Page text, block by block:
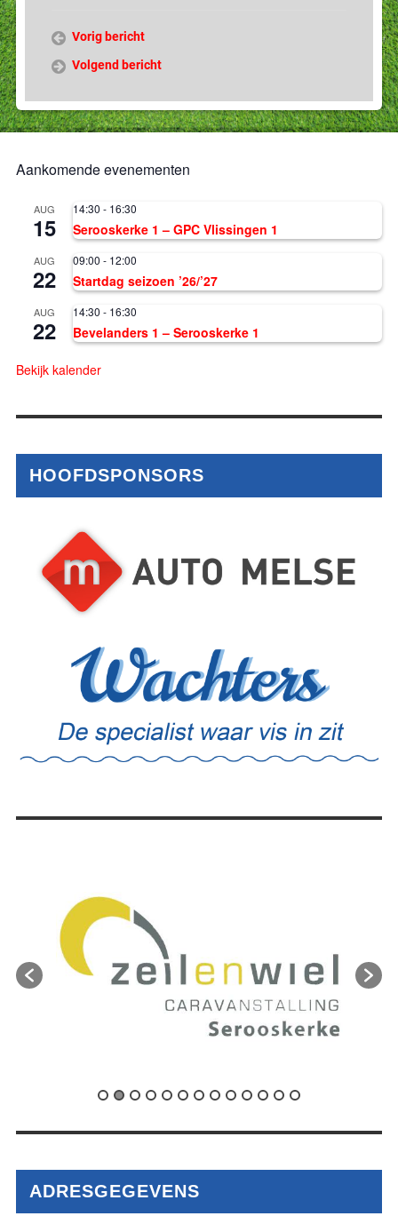
Vorig bericht
Volgend bericht
Aankomende evenementen
AUG
15
14:30 - 16:30
Serooskerke 1 – GPC Vlissingen 1
AUG
22
09:00 - 12:00
Startdag seizoen ’26/’27
AUG
22
14:30 - 16:30
Bevelanders 1 – Serooskerke 1
Bekijk kalender
HOOFDSPONSORS
ADRESGEGEVENS